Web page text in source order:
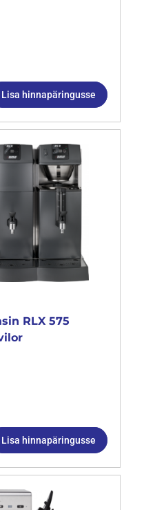
Lisa hinnapäringusse
RLX 575
Lisa hinnapäringusse